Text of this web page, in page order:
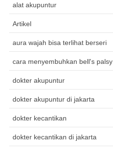
alat akupuntur
Artikel
aura wajah bisa terlihat berseri
cara menyembuhkan bell's palsy
dokter akupuntur
dokter akupuntur di jakarta
dokter kecantikan
dokter kecantikan di jakarta